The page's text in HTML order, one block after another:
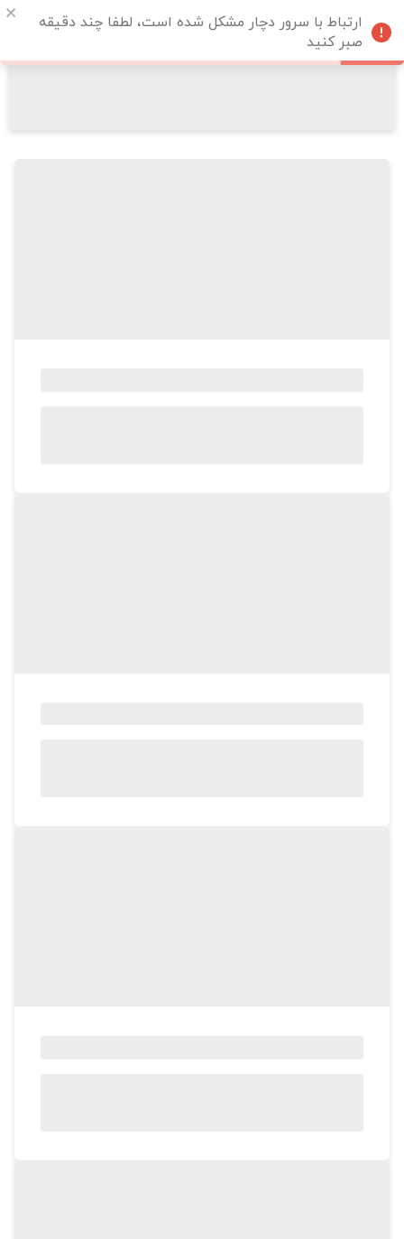
ارتباط با سرور دچار مشکل شده است، لطفا چند دقیقه
صبر کنید